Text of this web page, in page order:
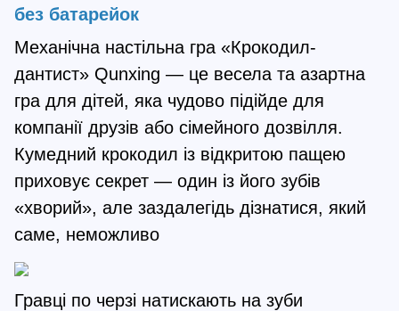
без батарейок
Механічна настільна гра «Крокодил-
дантист» Qunxing — це весела та азартна
гра для дітей, яка чудово підійде для
компанії друзів або сімейного дозвілля.
Кумедний крокодил із відкритою пащею
приховує секрет — один із його зубів
«хворий», але заздалегідь дізнатися, який
саме, неможливо
Гравці по черзі натискають на зуби